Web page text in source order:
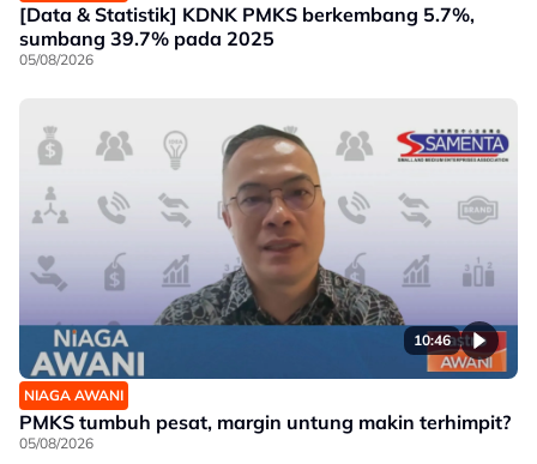
[Data & Statistik] KDNK PMKS berkembang 5.7%,
sumbang 39.7% pada 2025
05/08/2026
10:46
NIAGA AWANI
PMKS tumbuh pesat, margin untung makin terhimpit?
05/08/2026